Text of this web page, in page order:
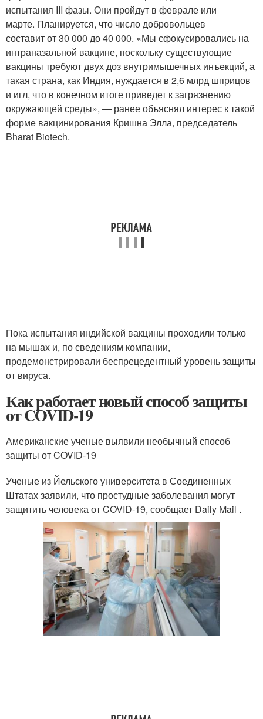
испытания III фазы. Они пройдут в феврале или
марте. Планируется, что число добровольцев
составит от 30 000 до 40 000. «Мы сфокусировались на
интраназальной вакцине, поскольку существующие
вакцины требуют двух доз внутримышечных инъекций, а
такая страна, как Индия, нуждается в 2,6 млрд шприцов
и игл, что в конечном итоге приведет к загрязнению
окружающей среды», — ранее объяснял интерес к такой
форме вакцинирования Кришна Элла, председатель
Bharat Biotech.
Пока испытания индийской вакцины проходили только
на мышах и, по сведениям компании,
продемонстрировали беспрецедентный уровень защиты
от вируса.
Как работает новый способ защиты
от COVID-19
Американские ученые выявили необычный способ
защиты от COVID-19
Ученые из Йельского университета в Соединенных
Штатах заявили, что простудные заболевания могут
защитить человека от COVID-19, сообщает Daily Mail .